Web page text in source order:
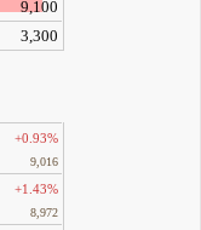
9,100
3,300
+0.93%
9,016
+1.43%
8,972